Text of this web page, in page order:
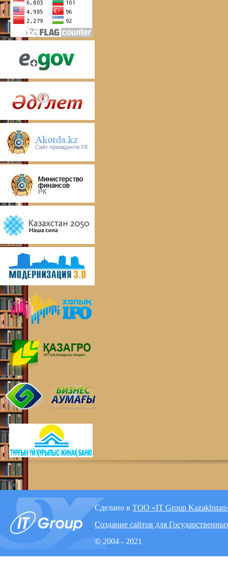
Сделано в ТОО «IT Group
Создание сайтов для
© 2004 - 2021